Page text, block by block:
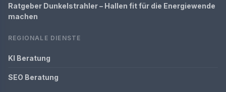
Ratgeber Dunkelstrahler – Hallen fit für die Energiewende
machen
REGIONALE DIENSTE
KI Beratung
SEO Beratung